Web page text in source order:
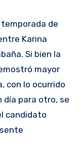
de
Karina
Si bien la
mayor
con lo ocurrido
día para otro, se
candidato